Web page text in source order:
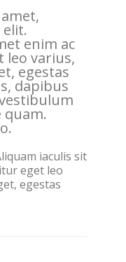
enim ac
leo varius,
egestas
dapibus
quam.
iaculis sit
eget leo
egestas